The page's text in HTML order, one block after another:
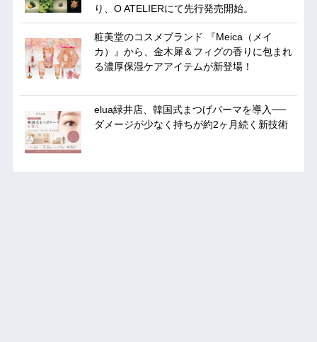
り、O ATELIERにて先行発売開始。
粧美堂のコスメブランド 『Meica（メイ
カ）』から、金木犀＆フィグの香りに包まれ
る濃厚保湿ケアアイテムが新登場！
elua緑井店、韓国式まつげパーマを導入──
ダメージが少なく持ちが約2ヶ月続く新技術